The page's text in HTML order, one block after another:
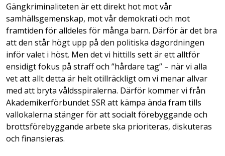
Gängkriminaliteten är ett direkt hot mot vår
samhällsgemenskap, mot vår demokrati och mot
framtiden för alldeles för många barn. Därför är det bra
att den står högt upp på den politiska dagordningen
inför valet i höst. Men det vi hittills sett är ett alltför
ensidigt fokus på straff och ”hårdare tag” – när vi alla
vet att allt detta är helt otillräckligt om vi menar allvar
med att bryta våldsspiralerna. Därför kommer vi från
Akademikerförbundet SSR att kämpa ända fram tills
vallokalerna stänger för att socialt förebyggande och
brottsförebyggande arbete ska prioriteras, diskuteras
och finansieras.